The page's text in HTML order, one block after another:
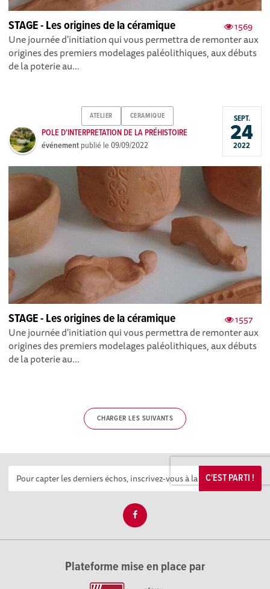
1569
STAGE - Les origines de la céramique
Une journée d'initiation qui vous permettra de remonter aux
origines des premiers modelages paléolithiques, aux débuts
de la poterie au...
ATELIER CERAMIQUE
POLE D'INTERPRETATION DE LA PRÉHISTOIRE
événement publié le09/09/2022
SEPT.
24
2022
1557
STAGE - Les origines de la céramique
Une journée d'initiation qui vous permettra de remonter aux
origines des premiers modelages paléolithiques, aux débuts
de la poterie au...
CHARGER LES SUIVANTS
C'EST PARTI !
Plateforme mise en place par